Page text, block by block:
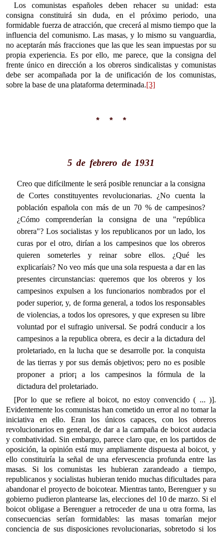
Los comunistas españoles deben rehacer su unidad: esta
consigna constituirá sin duda, en el próximo periodo, una
formidable fuerza de atracción, que crecerá al mismo tiempo que la
influencia del comunismo. Las masas, y lo mismo su vanguardia,
no aceptarán más fracciones que las que les sean impuestas por su
propia experiencia. Es por ello, me parece, que la consigna del
frente único en dirección a los obreros sindicalistas y comunistas
debe ser acompañada por la de unificación de los comunistas,
sobre la base de una plataforma determinada.[3]
* * *
5 de febrero de 1931
Creo que difícilmente le será posible renunciar a la consigna
de Cortes constituyentes revolucionarias. ¿No cuenta la
población española con más de un 70 % de campesinos?
¿Cómo comprenderían la consigna de una "república
obrera"? Los socialistas y los republicanos por un lado, los
curas por el otro, dirían a los campesinos que los obreros
quieren someterles y reinar sobre ellos. ¿Qué les
explicaríais? No veo más que una sola respuesta a dar en las
presentes circunstancias: queremos que los obreros y los
campesinos expulsen a los funcionarios nombrados por el
poder superior, y, de forma general, a todos los responsables
de violencias, a todos los opresores, y que expresen su libre
voluntad por el sufragio universal. Se podrá conducir a los
campesinos a la republica obrera, es decir a la dictadura del
proletariado, en la lucha que se desarrolle por. la conquista
de las tierras y por sus demás objetivos; pero no es posible
proponer a prior¡ a los campesinos la fórmula de la
dictadura del proletariado.
[Por lo que se refiere al boicot, no estoy convencido ( ... )].
Evidentemente los comunistas han cometido un error al no tomar la
iniciativa en ello. Eran los únicos capaces, con los obreros
revolucionarios en general, de dar a la campaña de boicot audacia
y combatividad. Sin embargo, parece claro que, en los partidos de
oposición, la opinión está muy ampliamente dispuesta al boicot, y
ello constituiría la señal de una efervescencia profunda entre las
masas. Si los comunistas les hubieran zarandeado a tiempo,
republicanos y socialistas hubieran tenido muchas dificultades para
abandonar el proyecto de boicotear. Mientras tanto, Berenguer y su
gobierno pudieron plantearse las, elecciones del 10 de marzo. Si el
boicot obligase a Berenguer a retroceder de una u otra forma, las
consecuencias serían formidables: las masas tomarían mejor
conciencia de sus disposiciones revolucionarias, sobretodo si los